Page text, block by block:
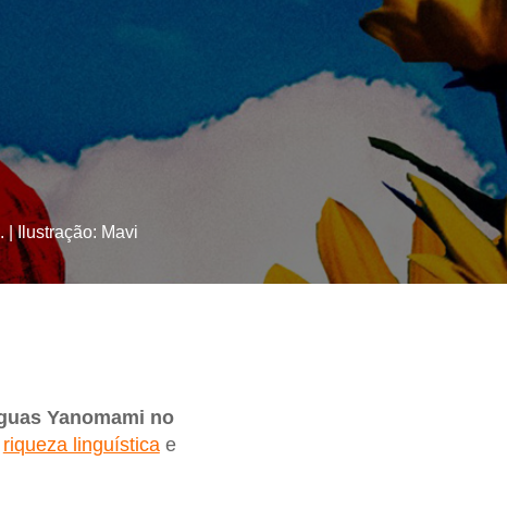
| Ilustração: Mavi
Yanomami no
riqueza linguística e